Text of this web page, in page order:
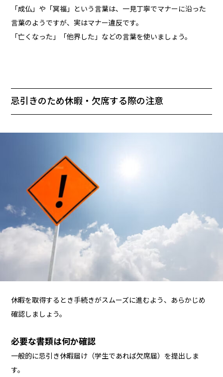
「成仏」や「冥福」という言葉は、一見丁寧でマナーに沿った
言葉のようですが、実はマナー違反です。
「亡くなった」「他界した」などの言葉を使いましょう。
忌引きのため休暇・欠席する際の注意
休暇を取得するとき手続きがスムーズに進むよう、あらかじめ
確認しましょう。
必要な書類は何か確認
一般的に忌引き休暇届け（学生であれば欠席届）を提出しま
す。